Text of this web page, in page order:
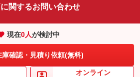
関するお問い合わせ
現在0人が検討中
庫確認・見積り依頼(無料)
オンライン